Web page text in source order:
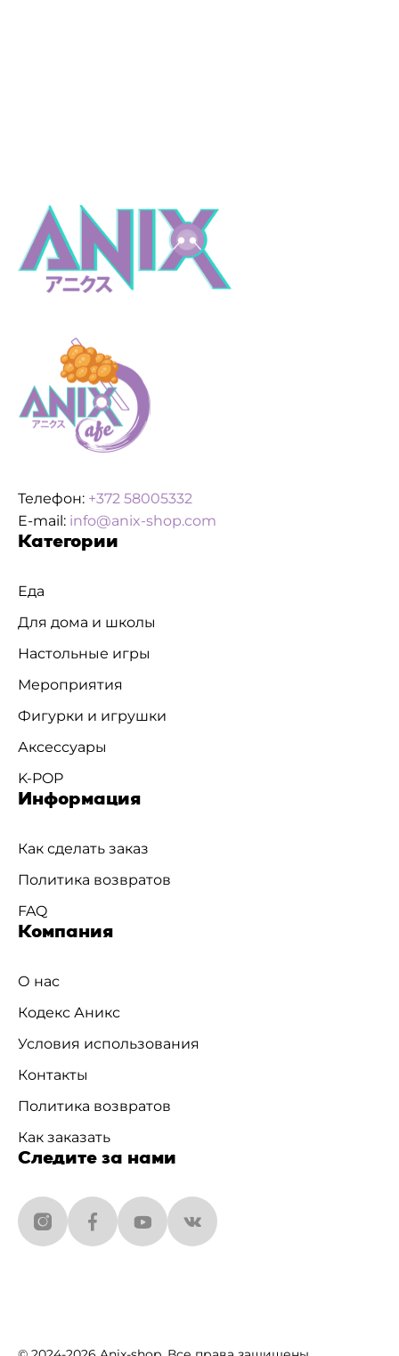
Телефон: +372 58005332
E-mail: info@anix-shop.com
Категории
Еда
Для дома и школы
Настольные игры
Мероприятия
Фигурки и игрушки
Аксессуары
K-POP
Информация
Как сделать заказ
Политика возвратов
FAQ
Компания
О нас
Кодекс Аникс
Условия использования
Контакты
Политика возвратов
Как заказать
Следите за нами